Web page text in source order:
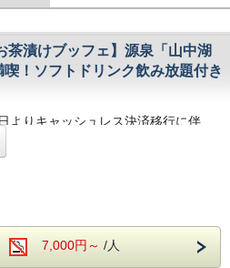
茶漬けブッフェ】源泉「山中湖
！ソフトドリンク飲み放題付き
よりキャッシュレス決済移行に伴
インターネット上にて事前決済をし
レジットカードなど、現金以外での
フロントカウンターに設置している
用タブレットよりチェックインをお済
7,000円～ /人